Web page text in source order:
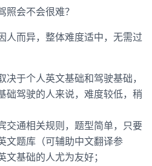
照会不会很难？
人而异，整体难度适中，无需过
于个人英文基础和驾驶基础，
础驾驶的人来说，难度较低，稍
交通相关规则，题型简单，只要
文题库（可辅助中文翻译参
基础的人尤为友好；